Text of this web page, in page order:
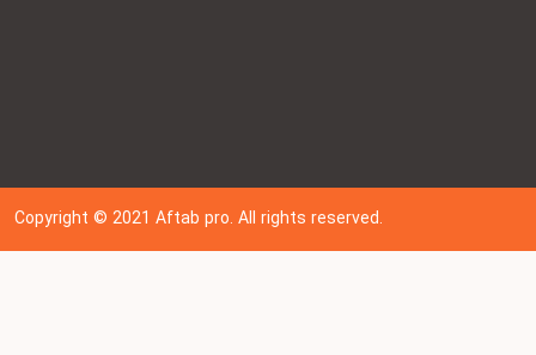
Copyright © 202 1Aftab pro. All rights reserved.